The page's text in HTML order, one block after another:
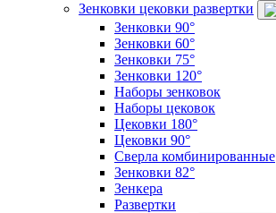
Зенковки цековки развертки
Зенковки 90°
Зенковки 60°
Зенковки 75°
Зенковки 120°
Наборы зенковок
Наборы цековок
Цековки 180°
Цековки 90°
Сверла комбинированные
Зенковки 82°
Зенкера
Развертки